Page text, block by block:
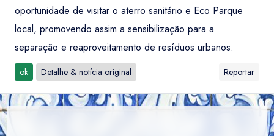
oportunidade de visitar o aterro sanitário e Eco Parque
local, promovendo assim a sensibilização para a
separação e reaproveitamento de resíduos urbanos.
ok Detalhe & notícia original Reportar